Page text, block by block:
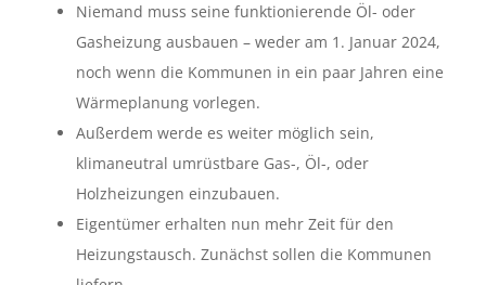
Niemand muss seine funktionierende Öl- oder
Gasheizung ausbauen – weder am 1. Januar 2024,
noch wenn die Kommunen in ein paar Jahren eine
Wärmeplanung vorlegen.
Außerdem werde es weiter möglich sein,
klimaneutral umrüstbare Gas-, Öl-, oder
Holzheizungen einzubauen.
Eigentümer erhalten nun mehr Zeit für den
Heizungstausch. Zunächst sollen die Kommunen